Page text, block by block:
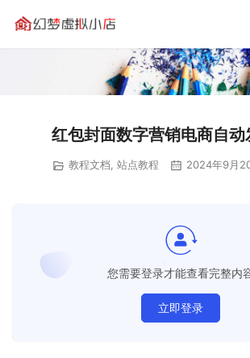
红包封面数字营销电商自动
教程文档, 站点教程 2024年9月
您需要登录才能查看完整内
立即登录